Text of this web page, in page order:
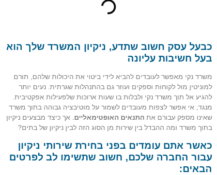
כבעל עסק חשוב שתדע, ניקיון המשרד שלך הוא
בעל חשיבות עליונה
משרד נקי מאפשר לעובדים להביא לידי ביטוי את היכולות שלהם, תורם
למוניטין מול לקוחות וספקים ועוזר גם בהתנהלות שגרתית. נעים יותר
להגיע אל תוך משרד נקי ולבלות בו שעות ארוכות שלפעילות אפקטיבית.
מנגד, אי אפשר לצפות מעובדים לשמור על מוטיבציה גבוהה בתוך משרד
שאינו מספק עבורם את התנאים האופטימאליים . אך כיצד מבצעים ניקיון
בתוך משרד ומה ההבדל בין שירות מן הסוג הזה לבין ניקיון של בתים?
כאשר אתם עומדים בפני בחירת שירותי ניקיון
עבור החברה שלכם, חשוב שתשימו לב לפרטים
הבאים: